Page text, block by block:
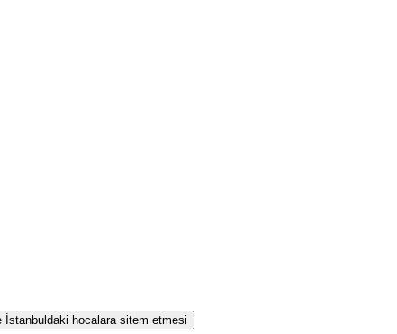
İstanbuldaki hocalara sitem etmesi